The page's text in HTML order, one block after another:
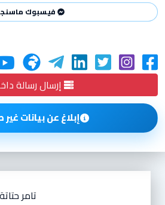
فيسبوك
إرسال رسالة
إبلاغ عن بيانات
تامر حتاتة